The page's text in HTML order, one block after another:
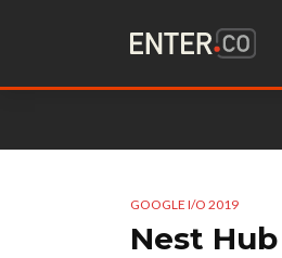
GOOGLE I/O 2019
Nest